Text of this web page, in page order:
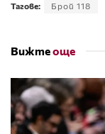
Тагове: Брой 118
Вижтеоще